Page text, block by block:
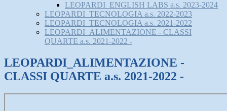
LEOPARDI_ENGLISH LABS a.s. 2023-2024
LEOPARDI_TECNOLOGIA a.s. 2022-2023
LEOPARDI_TECNOLOGIA a.s. 2021-2022
LEOPARDI_ALIMENTAZIONE - CLASSI
QUARTE a.s. 2021-2022 -
LEOPARDI_ALIMENTAZIONE -
CLASSI QUARTE a.s. 2021-2022 -